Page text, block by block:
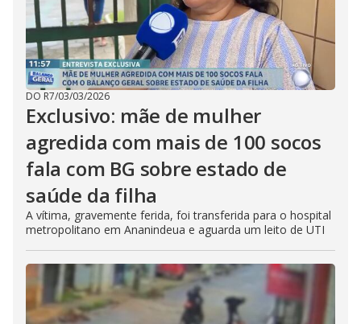
DO R7/03/03/2026
Exclusivo: mãe de mulher
agredida com mais de 100 socos
fala com BG sobre estado de
saúde da filha
A vítima, gravemente ferida, foi transferida para o hospital
metropolitano em Ananindeua e aguarda um leito de UTI